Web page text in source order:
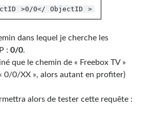
>0/0</ ObjectID >
dans lequel je cherche les
:0/0.
que le chemin de « Freebox TV »
0/0/XX », alors autant en profiter)
alors de tester cette requête :